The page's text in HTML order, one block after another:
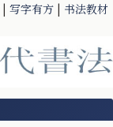
| 写字有方 | 书法教材